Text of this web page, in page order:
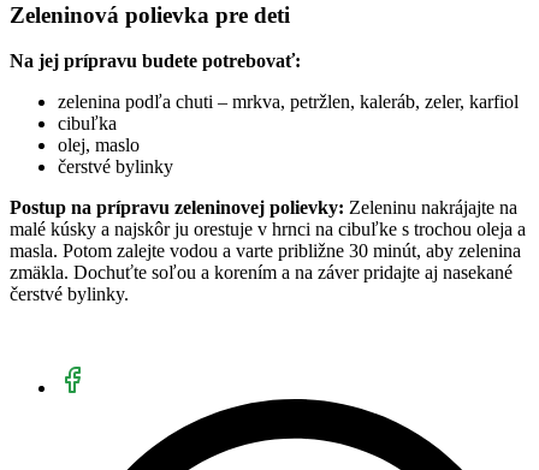
Zeleninová polievka pre deti
Na jej prípravu budete potrebovať:
zelenina podľa chuti – mrkva, petržlen, kaleráb, zeler, karfiol
cibuľka
olej, maslo
čerstvé bylinky
Postup na prípravu zeleninovej polievky: Zeleninu nakrájajte na
malé kúsky a najskôr ju orestuje v hrnci na cibuľke s trochou oleja a
masla. Potom zalejte vodou a varte približne 30 minút, aby zelenina
zmäkla. Dochuťte soľou a korením a na záver pridajte aj nasekané
čerstvé bylinky.